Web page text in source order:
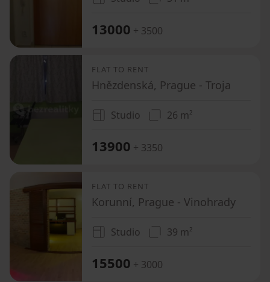
13000 + 3500
FLAT TO RENT
Hnězdenská, Prague - Troja
Studio 26 m²
13900 + 3350
FLAT TO RENT
Korunní, Prague - Vinohrady
Studio 39 m²
15500 + 3000